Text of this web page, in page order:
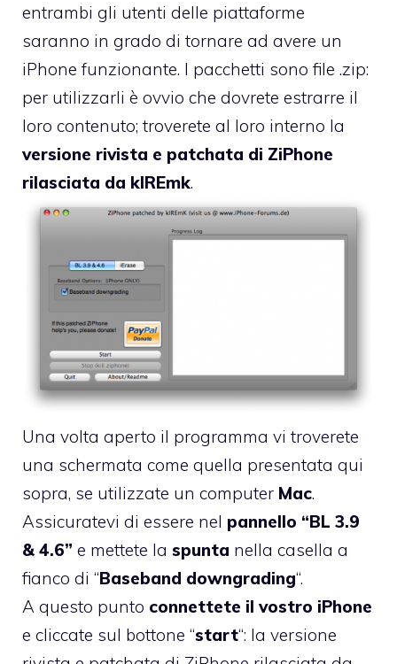
entrambi gli utenti delle piattaforme
saranno in grado di tornare ad avere un
iPhone funzionante. I pacchetti sono file .zip:
per utilizzarli è ovvio che dovrete estrarre il
loro contenuto; troverete al loro interno la
versione rivista e patchata di ZiPhone
rilasciata da kIREmk.
Una volta aperto il programma vi troverete
una schermata come quella presentata qui
sopra, se utilizzate un computer Mac.
Assicuratevi di essere nel pannello “BL 3.9
& 4.6” e mettete la spunta nella casella a
fianco di “Baseband downgrading“.
A questo punto connettete il vostro iPhone
e cliccate sul bottone “start“: la versione